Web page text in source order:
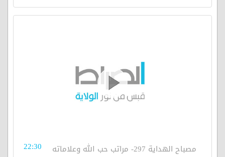
مصباح الهداية 297- مراتب حب الله وعلاماته 22:30